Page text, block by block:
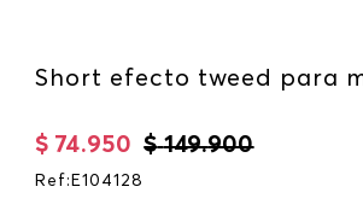
Short efecto tweed para
$ 149.900
$ 74.950
Ref : E104128